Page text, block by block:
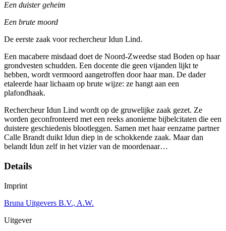
Een duister geheim
Een brute moord
De eerste zaak voor rechercheur Idun Lind.
Een macabere misdaad doet de Noord-Zweedse stad Boden op haar
grondvesten schudden. Een docente die geen vijanden lijkt te
hebben, wordt vermoord aangetroffen door haar man. De dader
etaleerde haar lichaam op brute wijze: ze hangt aan een
plafondhaak.
Rechercheur Idun Lind wordt op de gruwelijke zaak gezet. Ze
worden geconfronteerd met een reeks anonieme bijbelcitaten die een
duistere geschiedenis blootleggen. Samen met haar eenzame partner
Calle Brandt duikt Idun diep in de schokkende zaak. Maar dan
belandt Idun zelf in het vizier van de moordenaar…
Details
Imprint
Bruna Uitgevers B.V., A.W.
Uitgever